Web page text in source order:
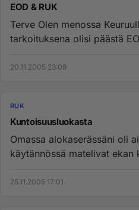
EOD & RUK
Terve Olen menossa Keuruulle pioneeriksi I/06,
tarkoituksena olisi päästä
20.11.2005 23:09
RUK
Kuntoisuusluokasta
Omassa alokaserässäni oli
käytännössä matelivat ekan
25.11.2005 17:01